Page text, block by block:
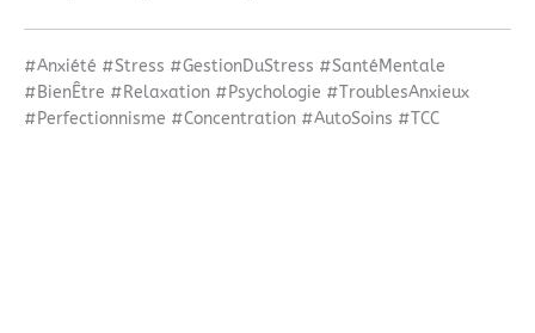
#Anxiété #Stress #GestionDuStress #SantéMentale
#BienÊtre #Relaxation #Psychologie #TroublesAnxieux
#Perfectionnisme #Concentration #AutoSoins #TCC